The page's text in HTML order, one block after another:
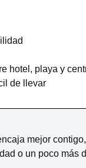
hotel, playa y
de llevar
mejor
o un poco más